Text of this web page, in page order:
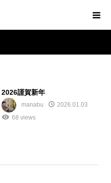
2026謹賀新年
manabu
2026.01.03
68 views